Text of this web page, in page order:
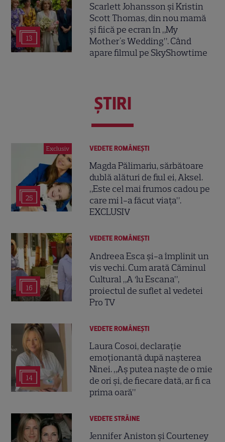
13
Scarlett Johansson și Kristin
Scott Thomas, din nou mamă
și fiică pe ecran în „My
Mother's Wedding”. Când
apare filmul pe SkyShowtime
ŞTIRI
Exclusiv
25
VEDETE ROMÂNEŞTI
Magda Pălimariu, sărbătoare
dublă alături de fiul ei, Aksel.
„Este cel mai frumos cadou pe
care mi l-a făcut viața”.
EXCLUSIV
16
VEDETE ROMÂNEŞTI
Andreea Esca și-a împlinit un
vis vechi. Cum arată Căminul
Cultural „A ‘lu Escana”,
proiectul de suflet al vedetei
Pro TV
14
VEDETE ROMÂNEŞTI
Laura Cosoi, declarație
emoționantă după nașterea
Ninei. „Aș putea naște de o mie
de ori și, de fiecare dată, ar fi ca
prima oară”
VEDETE STRĂINE
Jennifer Aniston și Courteney